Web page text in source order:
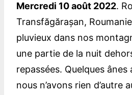
Mercredi 10 août 2022.
Transfăgărașan,
pluvieux dans nos
une partie de la nuit
repassées. Quelques ânes
nous n’avons rien d’autre